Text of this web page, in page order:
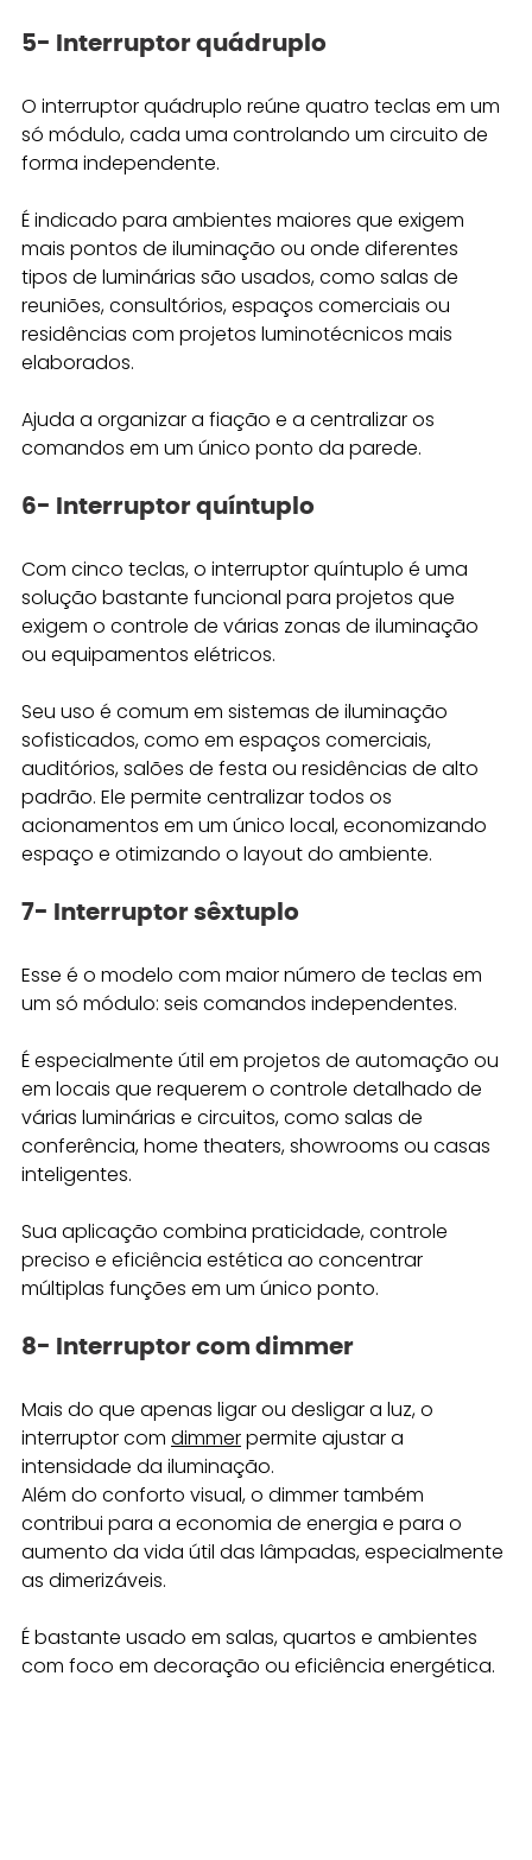
5- Interruptor quádruplo
O interruptor quádruplo reúne quatro teclas em um
só módulo, cada uma controlando um circuito de
forma independente.
É indicado para ambientes maiores que exigem
mais pontos de iluminação ou onde diferentes
tipos de luminárias são usados, como salas de
reuniões, consultórios, espaços comerciais ou
residências com projetos luminotécnicos mais
elaborados.
Ajuda a organizar a fiação e a centralizar os
comandos em um único ponto da parede.
6- Interruptor quíntuplo
Com cinco teclas, o interruptor quíntuplo é uma
solução bastante funcional para projetos que
exigem o controle de várias zonas de iluminação
ou equipamentos elétricos.
Seu uso é comum em sistemas de iluminação
sofisticados, como em espaços comerciais,
auditórios, salões de festa ou residências de alto
padrão. Ele permite centralizar todos os
acionamentos em um único local, economizando
espaço e otimizando o layout do ambiente.
7- Interruptor sêxtuplo
Esse é o modelo com maior número de teclas em
um só módulo: seis comandos independentes.
É especialmente útil em projetos de automação ou
em locais que requerem o controle detalhado de
várias luminárias e circuitos, como salas de
conferência, home theaters, showrooms ou casas
inteligentes.
Sua aplicação combina praticidade, controle
preciso e eficiência estética ao concentrar
múltiplas funções em um único ponto.
8- Interruptor com dimmer
Mais do que apenas ligar ou desligar a luz, o
interruptor com dimmer permite ajustar a
intensidade da iluminação.
Além do conforto visual, o dimmer também
contribui para a economia de energia e para o
aumento da vida útil das lâmpadas, especialmente
as dimerizáveis.
É bastante usado em salas, quartos e ambientes
com foco em decoração ou eficiência energética.